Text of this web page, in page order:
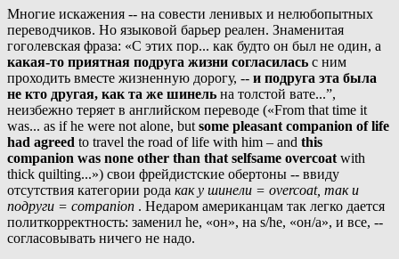
Многие искажения -- на совести ленивых и нелюбопытных
переводчиков. Но языковой барьер реален. Знаменитая
гоголевская фраза: «С этих пор... как будто он был не один, а
какая-то приятная подруга жизни согласилась с ним
проходить вместе жизненную дорогу, -- и подруга эта была
не кто другая, как та же шинель на толстой вате...”,
неизбежно теряет в английском переводе («From that time it
was... as if he were not alone, but some pleasant companion of life
had agreed to travel the road of life with him – and this
companion was none other than that selfsame overcoat with
thick quilting...») свои фрейдистские обертоны -- ввиду
отсутствия категории рода как у шинели = overcoat, так и
подруги = companion . Недаром американцам так легко дается
политкорректность: заменил he, «он», на s/he, «он/а», и все, --
согласовывать ничего не надо.